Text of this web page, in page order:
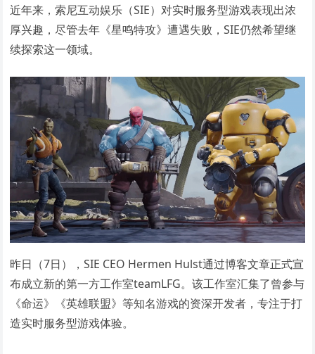
近年来，索尼互动娱乐（SIE）对实时服务型游戏表现出浓
厚兴趣，尽管去年《星鸣特攻》遭遇失败，SIE仍然希望继
续探索这一领域。
昨日（7日），SIE CEO Hermen Hulst通过博客文章正式宣
布成立新的第一方工作室teamLFG。该工作室汇集了曾参与
《命运》《英雄联盟》等知名游戏的资深开发者，专注于打
造实时服务型游戏体验。